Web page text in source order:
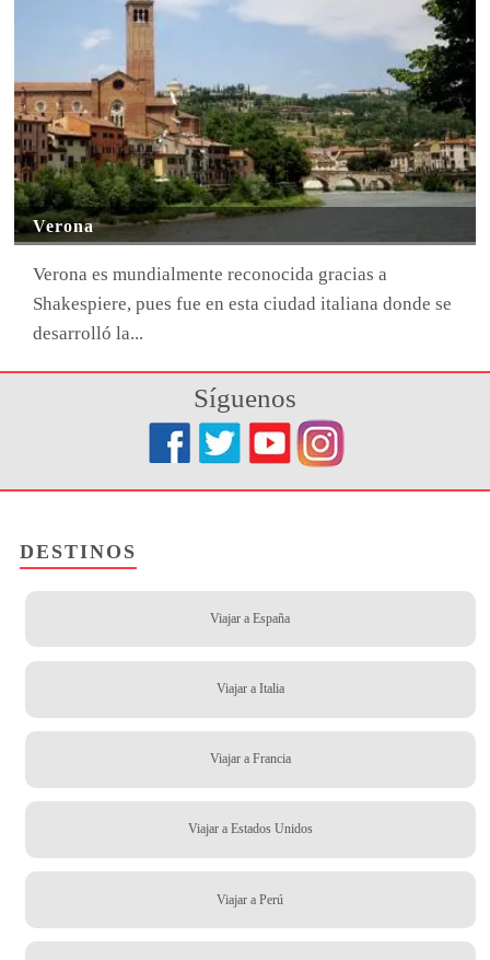
Verona
Verona es mundialmente reconocida gracias a
Shakespiere, pues fue en esta ciudad italiana donde se
desarrolló la...
Síguenos
DESTINOS
Viajar a España
Viajar a Italia
Viajar a Francia
Viajar a Estados Unidos
Viajar a Perú